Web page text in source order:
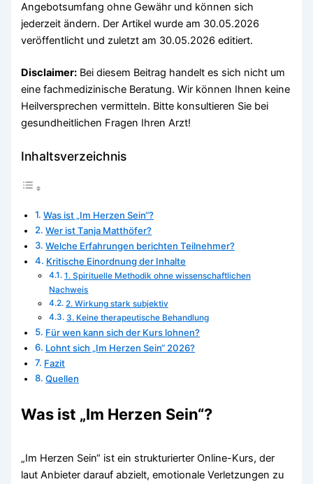
Angebotsumfang ohne Gewähr und können sich
jederzeit ändern. Der Artikel wurde am 30.05.2026
veröffentlicht und zuletzt am 30.05.2026 editiert.
Disclaimer: Bei diesem Beitrag handelt es sich nicht um
eine fachmedizinische Beratung. Wir können Ihnen keine
Heilversprechen vermitteln. Bitte konsultieren Sie bei
gesundheitlichen Fragen Ihren Arzt!
Inhaltsverzeichnis
Was ist „Im Herzen Sein“?
Wer ist Tanja Matthöfer?
Welche Erfahrungen berichten Teilnehmer?
Kritische Einordnung der Inhalte
1. Spirituelle Methodik ohne wissenschaftlichen
Nachweis
2. Wirkung stark subjektiv
3. Keine therapeutische Behandlung
Für wen kann sich der Kurs lohnen?
Lohnt sich „Im Herzen Sein“ 2026?
Fazit
Quellen
Was ist „Im Herzen Sein“?
„Im Herzen Sein“ ist ein strukturierter Online-Kurs, der
laut Anbieter darauf abzielt, emotionale Verletzungen zu